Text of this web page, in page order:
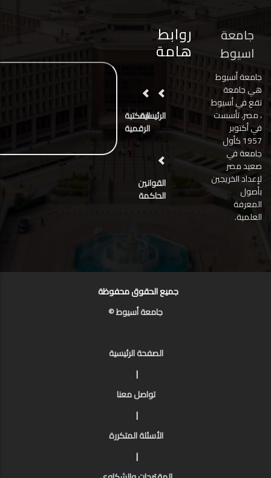
جامعة
اسيوط
جامعة أسيوط
هي جامعة
تقع في أسيوط
، مصر. تأسست
في أكتوبر
1957 كأول
جامعة في
صعيد مصر
لإعداد الخريجين
بأصول
المعرفة
العلمية.
روابط
هامة
الرئيسيةالمكتبة
الرقمية
القوانين
الحاكمة
جميع الحقوق محفوظة
جامعة أسيوط ©
الصفحة الرئيسية
|
تواصل معنا
|
الأسئلة المتكررة
|